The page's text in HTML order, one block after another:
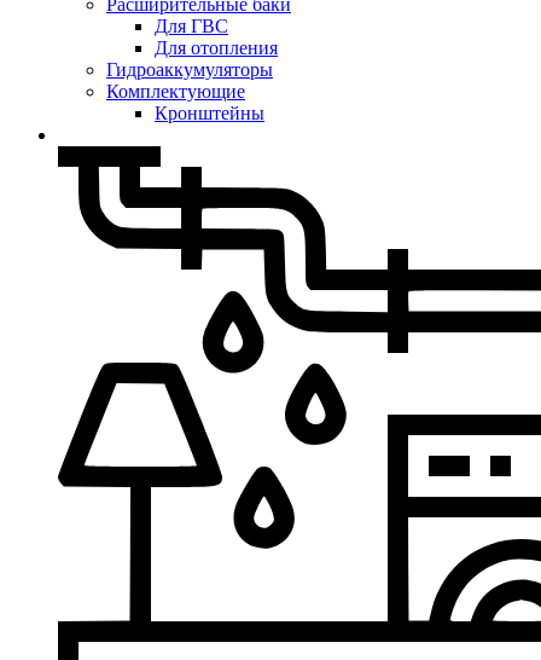
Расширительные баки
Для ГВС
Для отопления
Гидроаккумуляторы
Комплектующие
Кронштейны